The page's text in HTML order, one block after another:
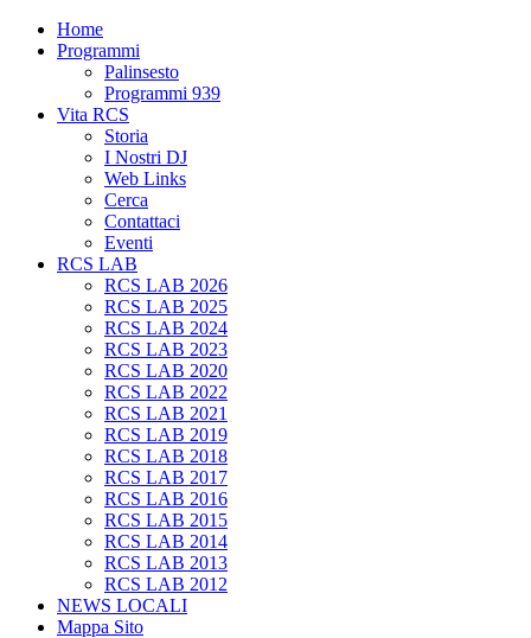
Home
Programmi
Palinsesto
Programmi 939
Vita RCS
Storia
I Nostri DJ
Web Links
Cerca
Contattaci
Eventi
RCS LAB
RCS LAB 2026
RCS LAB 2025
RCS LAB 2024
RCS LAB 2023
RCS LAB 2020
RCS LAB 2022
RCS LAB 2021
RCS LAB 2019
RCS LAB 2018
RCS LAB 2017
RCS LAB 2016
RCS LAB 2015
RCS LAB 2014
RCS LAB 2013
RCS LAB 2012
NEWS LOCALI
Mappa Sito